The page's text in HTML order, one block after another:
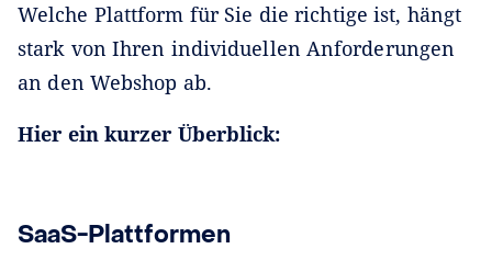
Welche Plattform für Sie die richtige ist, hängt
stark von Ihren individuellen Anforderungen
an den Webshop ab.
Hier ein kurzer Überblick:
SaaS-Plattformen